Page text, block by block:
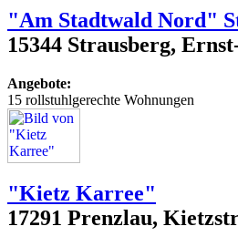
"Am Stadtwald Nord"
15344 Strausberg,
Angebote:
15 rollstuhlgerechte Wohnungen
"Kietz Karree"
17291 Prenzlau,